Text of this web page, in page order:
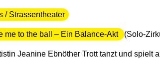
/ Strassentheater
me to the ball – Ein Balance-Akt (Solo-
Jeanine Ebnöther Trott tanzt und spielt